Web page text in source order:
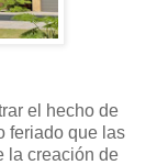
el hecho de
feriado que las
la creación de